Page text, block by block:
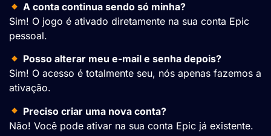
A conta continua sendo só minha?
Sim! O jogo é ativado diretamente na sua conta Epic
pessoal.
Posso alterar meu e-mail e senha depois?
Sim! O acesso é totalmente seu, nós apenas fazemos a
ativação.
Preciso criar uma nova conta?
Não! Você pode ativar na sua conta Epic já existente.